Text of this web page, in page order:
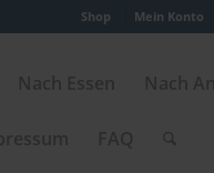
Shop Mein Konto